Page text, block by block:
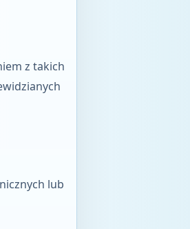
z takich
lub